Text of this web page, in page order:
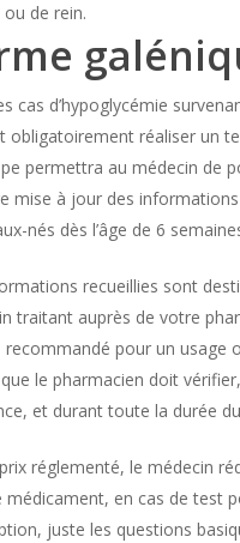
de rein.
cas d’hypoglycémie
obligatoirement réaliser un
permettra au médecin de
mise à jour des
nés dès l’âge de 6
recueillies sont
traitant auprès de votre
pour un usage
le pharmacien doit
et durant toute la durée
réglementé, le médecin
médicament, en cas de test
juste les questions